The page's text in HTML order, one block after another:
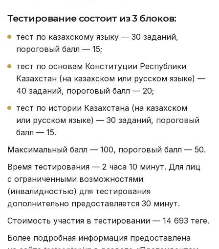
Тестирование состоит из 3 блоков:
тест по казахскому языку — 30 заданий,
пороговый балл — 15;
тест по основам Конституции Республики
Казахстан (на казахском или русском языке) —
40 заданий, пороговый балл — 20;
тест по истории Казахстана (на казахском
или русском языке) — 30 заданий, пороговый
балл — 15.
Максимальный балл — 100, пороговый балл — 50.
Время тестирования — 2 часа 10 минут. Для лиц
с ограниченными возможностями
(инвалидностью) для тестирования
дополнительно предоставляется 30 минут.
Стоимость участия в тестировании — 14 693 теңге.
Более подробная информация предоставлена